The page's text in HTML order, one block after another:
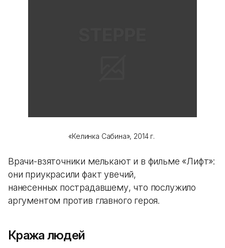
«Келинка Сабина», 2014 г.
Врачи-взяточники мелькают и в фильме «Лифт»:
они приукрасили факт увечий,
нанесенных пострадавшему, что послужило
аргументом против главного героя.
Кража людей